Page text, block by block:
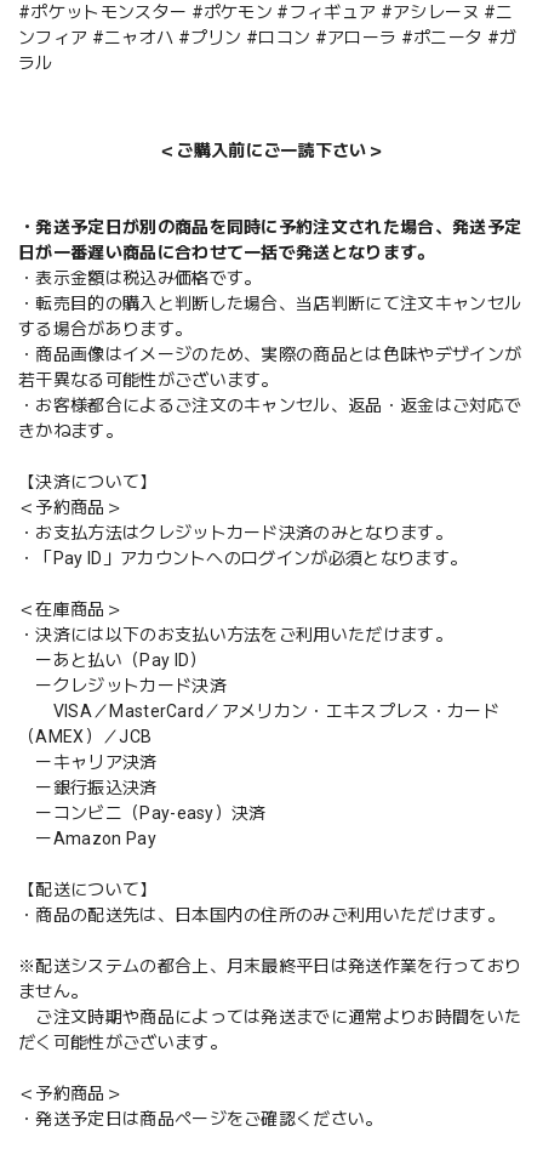
#ポケットモンスター #ポケモン #フィギュア #アシレーヌ #ニ
ンフィア #ニャオハ #プリン #ロコン #アローラ #ポニータ #ガ
ラル
＜ご購入前にご一読下さい＞
・発送予定日が別の商品を同時に予約注文された場合、発送予定
日が一番遅い商品に合わせて一括で発送となります。
・表示金額は税込み価格です。
・転売目的の購入と判断した場合、当店判断にて注文キャンセル
する場合があります。
・商品画像はイメージのため、実際の商品とは色味やデザインが
若干異なる可能性がございます。
・お客様都合によるご注文のキャンセル、返品・返金はご対応で
きかねます。
【決済について】
＜予約商品＞
・お支払方法はクレジットカード決済のみとなります。
・「Pay ID」アカウントへのログインが必須となります。
＜在庫商品＞
・決済には以下のお支払い方法をご利用いただけます。
ーあと払い（Pay ID）
ークレジットカード決済
VISA／MasterCard／アメリカン・エキスプレス・カード
（AMEX）／JCB
ーキャリア決済
ー銀行振込決済
ーコンビニ（Pay-easy）決済
ーAmazon Pay
【配送について】
・商品の配送先は、日本国内の住所のみご利用いただけます。
※配送システムの都合上、月末最終平日は発送作業を行っており
ません。
ご注文時期や商品によっては発送までに通常よりお時間をいた
だく可能性がございます。
＜予約商品＞
・発送予定日は商品ページをご確認ください。